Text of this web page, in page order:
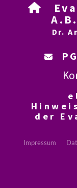

Dr.

der
Impressum